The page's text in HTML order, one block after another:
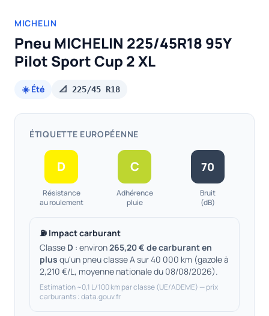
MICHELIN
Pneu MICHELIN 225/45R18 95Y
Pilot Sport Cup 2 XL
☀️ Été 📐 225/45 R18
ÉTIQUETTE EUROPÉENNE
D
Résistance
au roulement
C
Adhérence
pluie
70
Bruit
(dB)
⛽ Impact carburant
Classe D : environ265,20 € de carburant en
plus qu'un pneu classe A sur 40 000 km (gazole à
2,210 €/L, moyenne nationale du 08/08/2026).
Estimation ~0,1 L/100 km par classe (UE/ADEME) — prix
carburants : data.gouv.fr